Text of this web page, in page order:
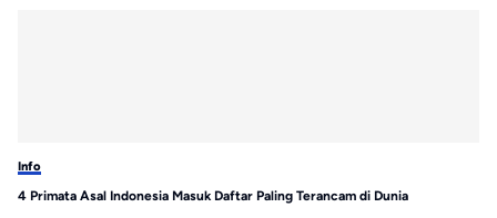
Info
4 Primata Asal Indonesia Masuk Daftar Paling Terancam di Dunia